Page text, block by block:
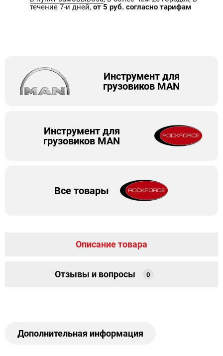
течение 7-и дней, от 5 руб. согласно тарифам
Инструмент для
грузовиков MAN
Инструмент для
грузовиков MAN
Все товары
Описание товара
Отзывы и вопросы 0
Дополнительная информация